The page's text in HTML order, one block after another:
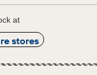
at
stores